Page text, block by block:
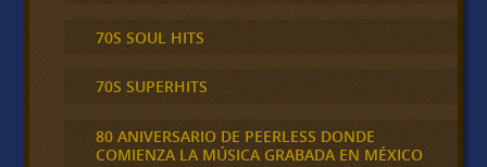
70S SOUL HITS
70S SUPERHITS
80 ANIVERSARIO DE PEERLESS DONDE
COMIENZA LA MÚSICA GRABADA EN MÉXICO